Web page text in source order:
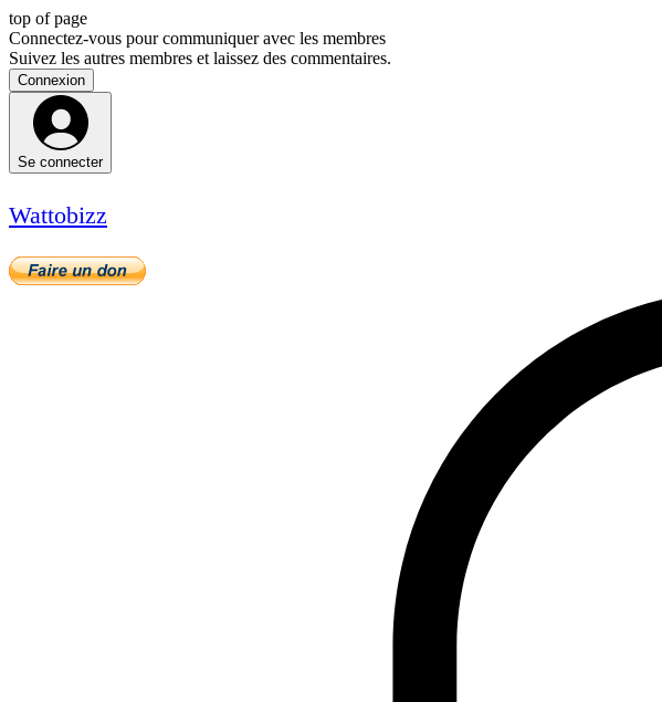
top of page
Connectez-vous pour communiquer avec les membres
Suivez les autres membres et laissez des commentaires.
Connexion
Se connecter
Wattobizz